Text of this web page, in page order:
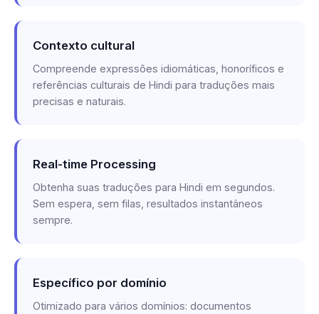
Contexto cultural
Compreende expressões idiomáticas, honoríficos e
referências culturais de Hindi para traduções mais
precisas e naturais.
Real-time Processing
Obtenha suas traduções para Hindi em segundos.
Sem espera, sem filas, resultados instantâneos
sempre.
Específico por domínio
Otimizado para vários domínios: documentos